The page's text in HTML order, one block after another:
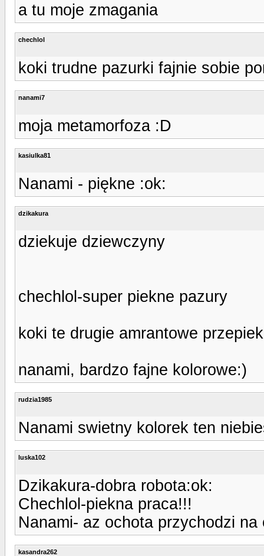
a tu moje zmagania
chechlol
koki trudne pazurki fajnie sobie
nanami7
moja metamorfoza :D
kasiulka81
Nanami - piękne :ok:
dzikakura
dziekuje dziewczyny
chechlol-super piekne pazury
koki te drugie amrantowe
nanami, bardzo fajne kolorowe:)
rudzia1985
Nanami swietny kolorek ten
luska102
Dzikakura-dobra robota:ok:
Chechlol-piekna praca!!!
Nanami- az ochota przychodzi
kasandra262